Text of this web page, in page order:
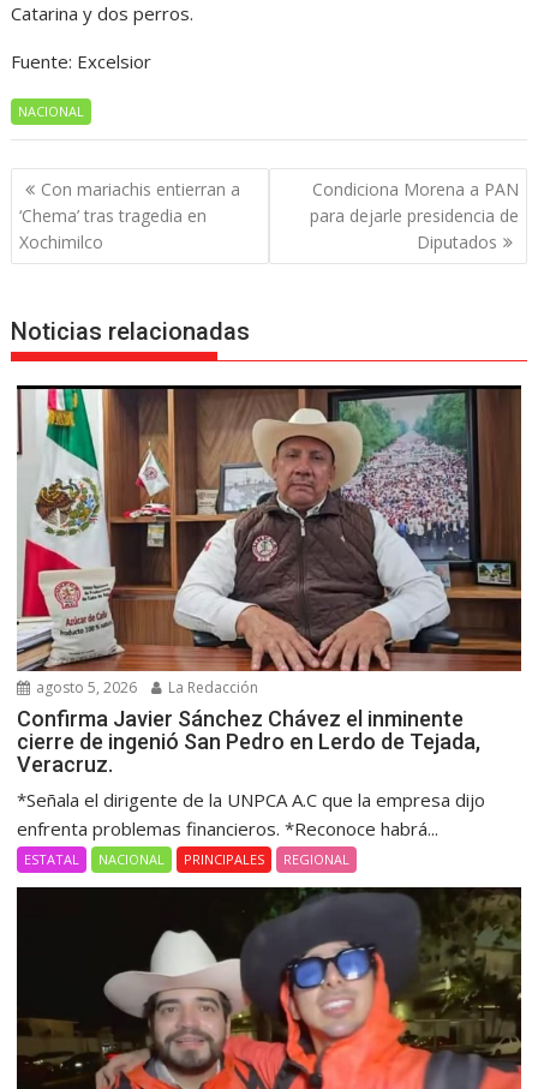
Catarina y dos perros.
Fuente: Excelsior
NACIONAL
Navegación
de
entradas
Con mariachis entierran a
‘Chema’ tras tragedia en
Xochimilco
Condiciona Morena a PAN
para dejarle presidencia de
Diputados
Noticias relacionadas
agosto 5, 2026 La Redacción
Confirma Javier Sánchez Chávez el inminente
cierre de ingenió San Pedro en Lerdo de Tejada,
Veracruz.
*Señala el dirigente de la UNPCA A.C que la empresa dijo
enfrenta problemas financieros. *Reconoce habrá...
ESTATAL NACIONAL PRINCIPALES REGIONAL